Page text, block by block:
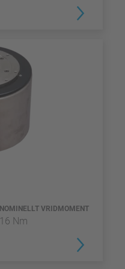
NOMINELLT VRIDMOMENT
16 Nm